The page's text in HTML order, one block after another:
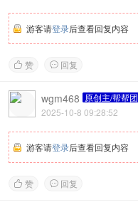
游客请登录后查看回复内容
 赞  回复
wgm468 原创主/帮帮团
2025-10-8 09:28:52
游客请登录后查看回复内容
 赞  回复